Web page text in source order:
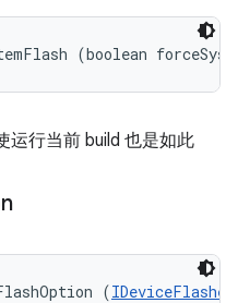
(boolean
运行当前 build 也是如此
(